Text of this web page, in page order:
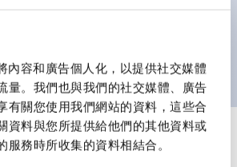
內容和廣告個人化，以提供社交媒體
量。我們也與我們的社交媒體、廣告
有關您使用我們網站的資料，這些合
資料與您所提供給他們的其他資料或
服務時所收集的資料相結合。